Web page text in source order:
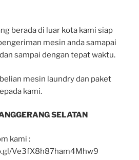
berada di luar kota kami siap
mesin anda samapai
sampai dengan tepat waktu.
mesin laundry dan paket
kami.
SELATAN
kami :
Ve3fX8h87ham4Mhw9